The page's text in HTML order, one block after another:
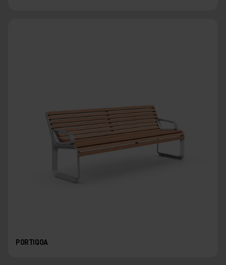
PORTIQOA